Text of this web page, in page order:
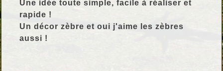
Une idée toute simple, facile à réaliser et
rapide !
Un décor zèbre et oui j'aime les zèbres
aussi !